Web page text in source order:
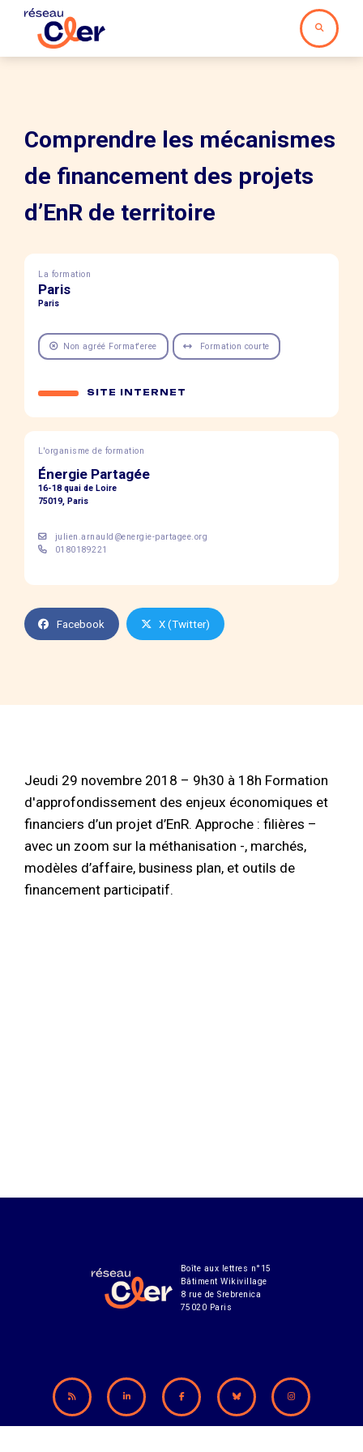
Comprendre les mécanismes
de financement des projets
d’EnR de territoire
La formation
Paris
Paris
Non agréé Format'eree Formation courte
SITE INTERNET
L'organisme de formation
Énergie Partagée
16-18 quai de Loire
75019, Paris
julien.arnauld@energie-partagee.org
0180189221
Facebook X (Twitter)
Jeudi 29 novembre 2018 – 9h30 à 18h Formation
d'approfondissement des enjeux économiques et
financiers d’un projet d’EnR. Approche : filières –
avec un zoom sur la méthanisation -, marchés,
modèles d’affaire, business plan, et outils de
financement participatif.
Boîte aux lettres n°15
Bâtiment Wikivillage
8 rue de Srebrenica
75020 Paris